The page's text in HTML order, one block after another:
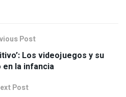
Post
Los videojuegos y su
en la infancia
Post